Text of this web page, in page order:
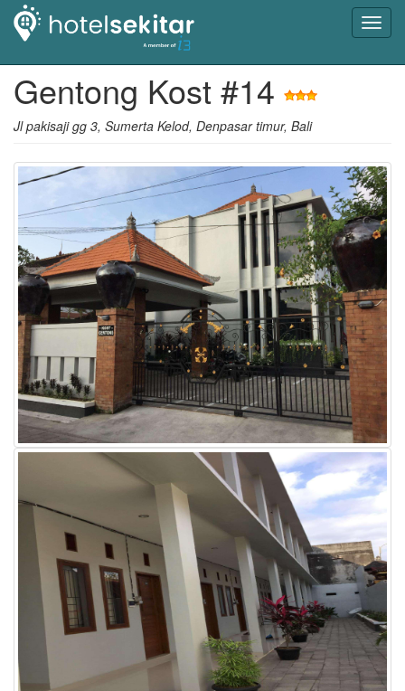
Gentong Kost #14
Jl pakisaji gg 3, Sumerta Kelod, Denpasar timur, Bali